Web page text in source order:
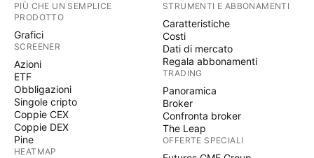
PIÙ CHE UN SEMPLICE
PRODOTTO
Grafici
SCREENER
Azioni
ETF
Obbligazioni
Singole cripto
Coppie CEX
Coppie DEX
Pine
HEATMAP
STRUMENTI E ABBONAMENTI
Caratteristiche
Costi
Dati di mercato
Regala abbonamenti
TRADING
Panoramica
Broker
Confronta broker
The Leap
OFFERTE SPECIALI